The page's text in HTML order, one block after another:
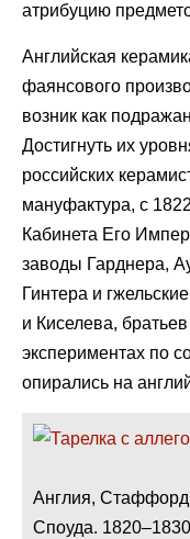
атрибуцию
Английская
фаянсового
возник как
Достигнуть их
российских
мануфактура, с
Кабинета Его
заводы Гарднера,
Гинтера и
и Киселева,
экспериментах по
опирались на
Англия,
Споуда.